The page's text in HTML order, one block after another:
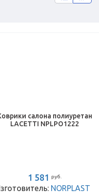
салона полиуретан
LACETTI NPLPO1222
1 581 руб.
NORPLAST